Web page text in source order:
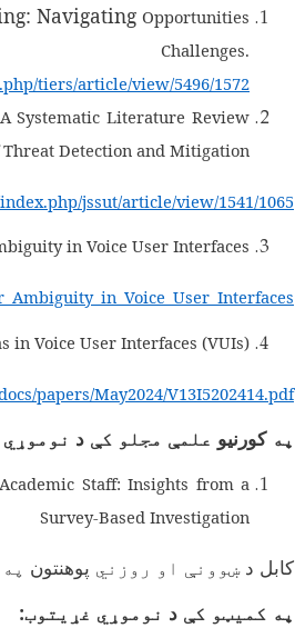
Navigating Opportunities
tiers/article/view/5496/1572
Systematic Literature Review
Detection and Mitigation.
jssut/article/view/1541/1065
in Voice User Interfaces.
in Voice User Interfaces (VUIs).
papers/May2024/V13I5202414.pdf
پهکورنیو علمې مجلو کې د
Staff: Insights from a
Survey-Based Investigation
کابل دښوونې او روزني پوهنتون په
په کمیټو کې د نوموړي غړیتوب: